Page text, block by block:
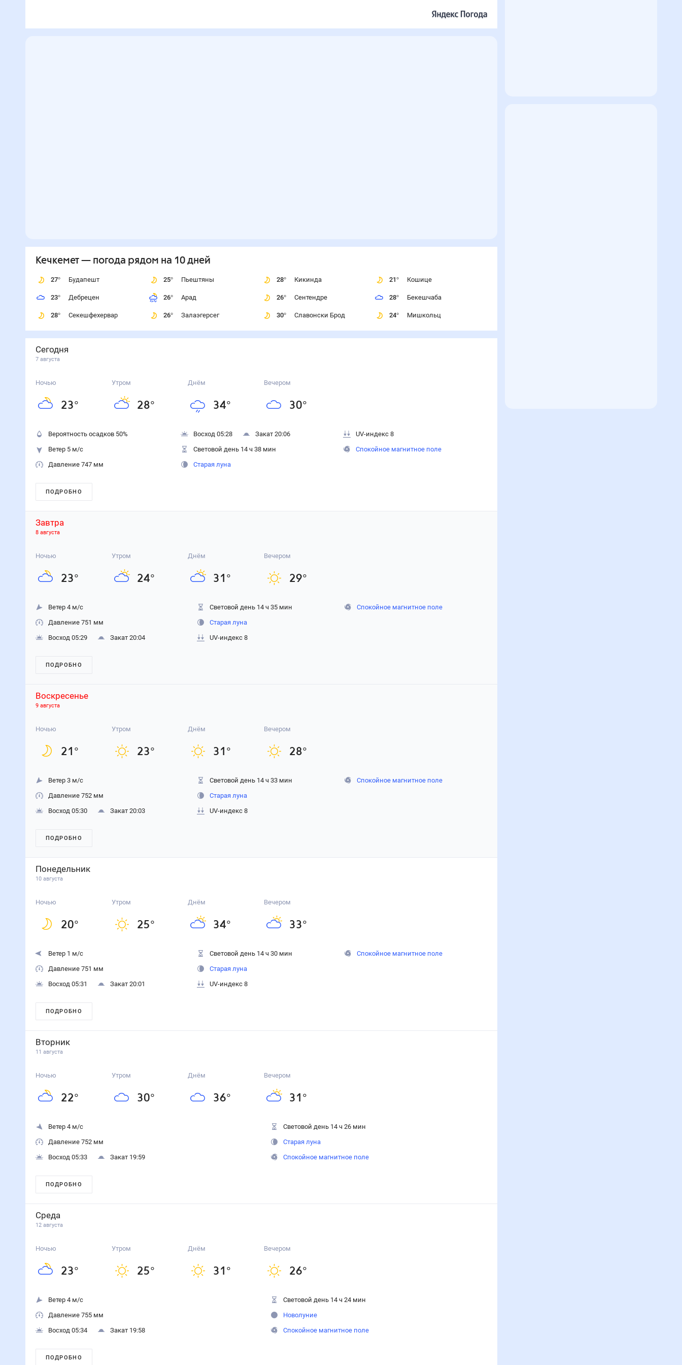
Кечкемет— погода рядом на 10 дней
27° Будапешт
23° Дебрецен
28° Секешфехервар
25° Пьештяны
26° Арад
26° Залаэгерсег
28° Кикинда
26° Сентендре
30° Славонски Брод
21° Кошице
28° Бекешчаба
24° Мишкольц
Сегодня
7 августа
Ночью
23°
Утром
28°
Днём
34°
Вечером
30°
Вероятность осадков 50%
Ветер 5 м/с
Давление 747 мм
Восход 05:28
Закат 20:06
Световой день 14 ч 38 мин
Старая луна
UV-индекс 8
Спокойное магнитное поле
ПОДРОБНО
Завтра
8 августа
Ночью
23°
Утром
24°
Днём
31 °
Вечером
29°
Ветер 4 м/с
Давление 751 мм
Восход 05:29
Закат 20:04
Световой день 14 ч 35 мин
Старая луна
UV-индекс 8
Спокойное магнитное поле
ПОДРОБНО
Воскресенье
9 августа
Ночью
21 °
Утром
23°
Днём
31 °
Вечером
28°
Ветер 3 м/с
Давление 752 мм
Восход 05:30
Закат 20:03
Световой день 14 ч 33 мин
Старая луна
UV-индекс 8
Спокойное магнитное поле
ПОДРОБНО
Понедельник
10 августа
Ночью
20°
Утром
25°
Днём
34°
Вечером
33°
Ветер 1 м/с
Давление 751 мм
Восход 05:31
Закат 20:01
Световой день 14 ч 30 мин
Старая луна
UV-индекс 8
Спокойное магнитное поле
ПОДРОБНО
Вторник
11 августа
Ночью
22°
Утром
30°
Днём
36°
Вечером
31 °
Ветер 4 м/с
Давление 752 мм
Восход 05:33
Закат 19:59
Световой день 14 ч 26 мин
Старая луна
Спокойное магнитное поле
ПОДРОБНО
Среда
12 августа
Ночью
23°
Утром
25°
Днём
31 °
Вечером
26°
Ветер 4 м/с
Давление 755 мм
Восход 05:34
Закат 19:58
Световой день 14 ч 24 мин
Новолуние
Спокойное магнитное поле
ПОДРОБНО